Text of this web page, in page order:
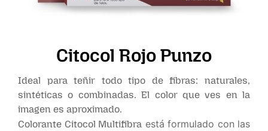
Citocol Rojo Punzo
Ideal para teñir todo tipo de fibras: naturales,
sintéticas o combinadas. El color que ves en la
imagen es aproximado.
Colorante Citocol Multifibra está formulado con las